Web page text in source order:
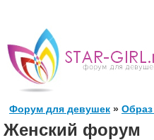
Форум для девушек »
Женский форум